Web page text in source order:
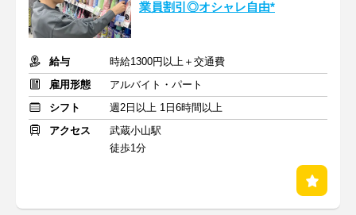
業員割引◎オシャレ自由*
給与
時給1300円以上＋交通費
雇用形態
アルバイト・パート
シフト
週2日以上 1日6時間以上
アクセス
武蔵小山駅
徒歩1分